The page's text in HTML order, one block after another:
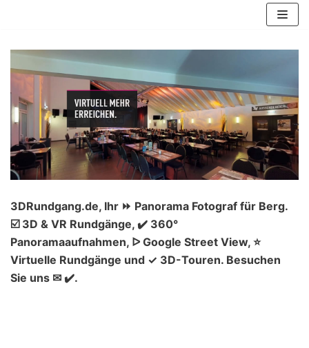
Inhalt
springen
3DRundgang.de, Ihr ⏩ Panorama Fotograf für Berg.
☑️ 3D & VR Rundgänge, ✔️ 360°
Panoramaaufnahmen, ᐅ Google Street View, ⭐
Virtuelle Rundgänge und ✓ 3D-Touren. Besuchen
Sie uns ✉ ✔️.